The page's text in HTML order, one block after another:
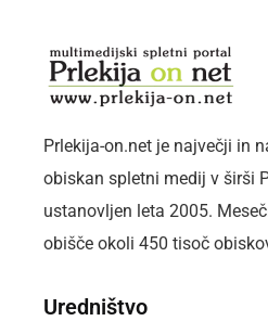
ČETRTEK, 6. AVGUST 2026
Prlekija-on.net je največji in
obiskan spletni medij v širši
ustanovljen leta 2005.
obišče okoli 450 tisoč
Uredništvo
Naslovnica